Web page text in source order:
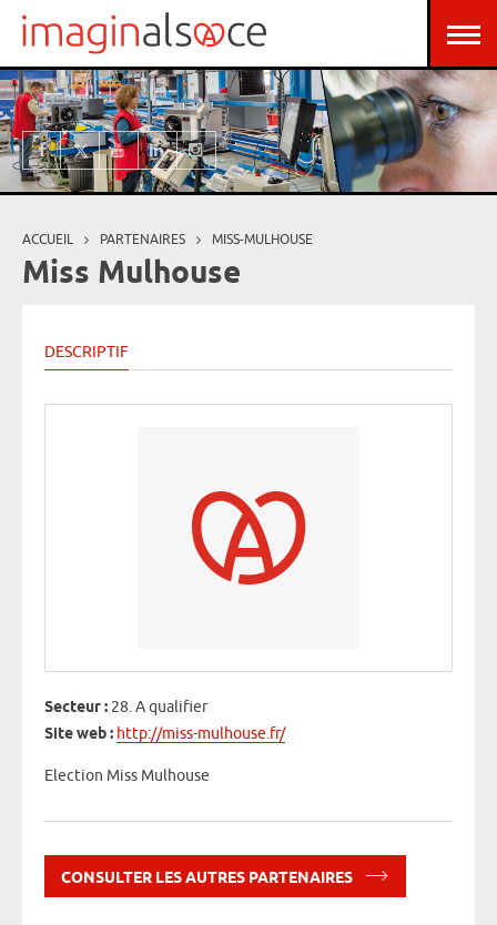
Aller au contenu principal
Vous êtes ici
ACCUEIL PARTENAIRES MISS-MULHOUSE
Miss Mulhouse
DESCRIPTIF
Secteur : 28. A qualifier
Site web : http://miss-mulhouse.fr/
Election Miss Mulhouse
CONSULTER LES AUTRES PARTENAIRES
Panneau de gestion des cookies